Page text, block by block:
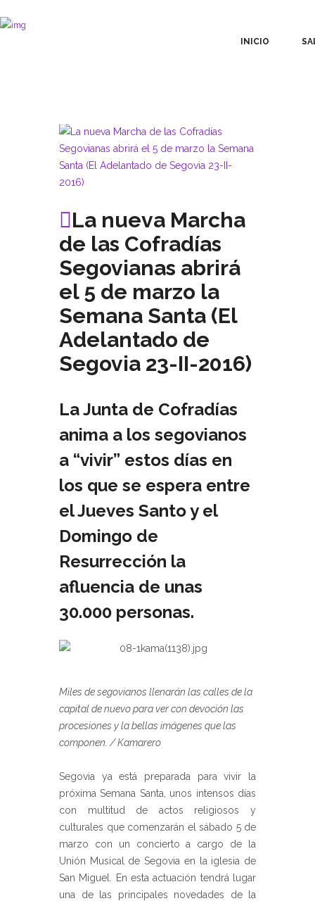
INICIO
La nueva Marcha
de las Cofradías
Segovianas abrirá
el 5 de marzo la
Semana Santa (El
Adelantado de
Segovia 23-II-2016)
La Junta de Cofradías
anima a los segovianos
a “vivir” estos días en
los que se espera entre
el Jueves Santo y el
Domingo de
Resurrección la
afluencia de unas
30.000 personas.
Miles de segovianos llenarán las calles de la
capital de nuevo para ver con devoción las
procesiones y la bellas imágenes que las
componen. / Kamarero
Segovia ya está preparada para vivir la
próxima Semana Santa, unos intensos días
con multitud de actos religiosos y
culturales que comenzarán el sábado 5 de
marzo con un concierto a cargo de la
Unión Musical de Segovia en la iglesia de
San Miguel. En esta actuación tendrá lugar
una de las principales novedades de la